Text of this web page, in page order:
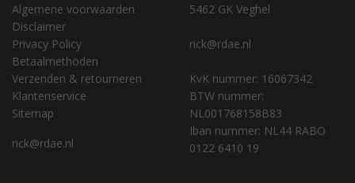
Algemene voorwaarden
Disclaimer
Privacy Policy
Betaalmethoden
Verzenden & retourneren
Klantenservice
Sitemap
rick@rdae.nl
5462 GK Veghel
rick@rdae.nl
KvK nummer: 16067342
BTW nummer:
NL001768158B83
Iban nummer: NL44 RABO
0122 6410 19